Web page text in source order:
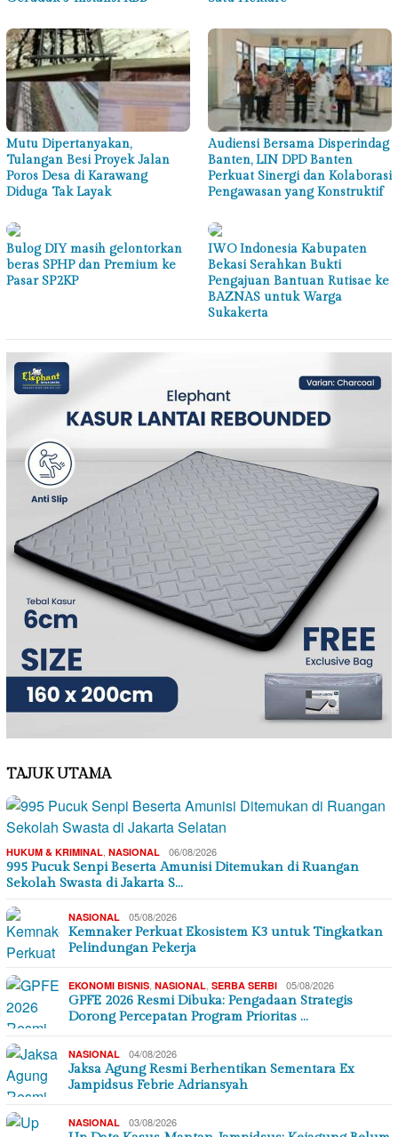
Mutu Dipertanyakan,
Tulangan Besi Proyek Jalan
Poros Desa di Karawang
Diduga Tak Layak
Audiensi Bersama Disperindag
Banten, LIN DPD Banten
Perkuat Sinergi dan Kolaborasi
Pengawasan yang Konstruktif
Bulog DIY masih gelontorkan
beras SPHP dan Premium ke
Pasar SP2KP
IWO Indonesia Kabupaten
Bekasi Serahkan Bukti
Pengajuan Bantuan Rutisae ke
BAZNAS untuk Warga
Sukakerta
TAJUK UTAMA
HUKUM & KRIMINAL NASIONAL 06/08/2026
995 Pucuk Senpi Beserta Amunisi Ditemukan di Ruangan
Sekolah Swasta di Jakarta S…
NASIONAL 05/08/2026
Kemnaker Perkuat Ekosistem K3 untuk Tingkatkan
Pelindungan Pekerja
EKONOMI BISNIS NASIONAL SERBA SERBI 05/08/2026
GPFE 2026 Resmi Dibuka: Pengadaan Strategis
Dorong Percepatan Program Prioritas …
NASIONAL 04/08/2026
Jaksa Agung Resmi Berhentikan Sementara Ex
Jampidsus Febrie Adriansyah
NASIONAL 03/08/2026